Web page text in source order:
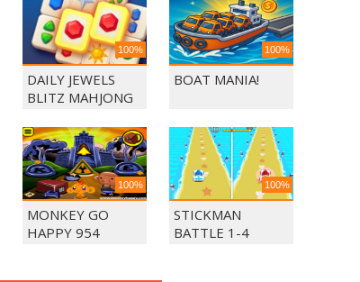
100%
DAILY JEWELS
BLITZ MAHJONG
100%
BOAT MANIA!
100%
MONKEY GO
HAPPY 954
100%
STICKMAN
BATTLE 1-4